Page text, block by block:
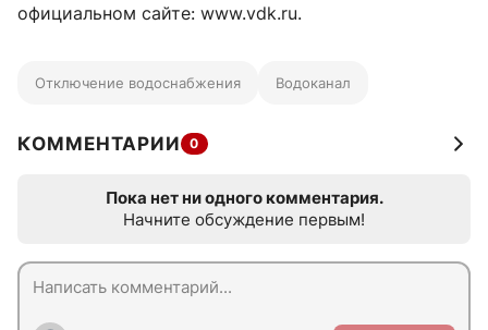
официальном сайте: www.vdk.ru.
Отключение водоснабжения Водоканал
КОММЕНТАРИИ 0
Пока нет ни одного комментария.
Начните обсуждение первым!